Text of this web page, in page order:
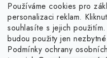
Používáme cookies pro
personalizaci reklam.
souhlasíte s jejich
budou použity jen
Podmínky ochrany
Informace
O nás
Služby